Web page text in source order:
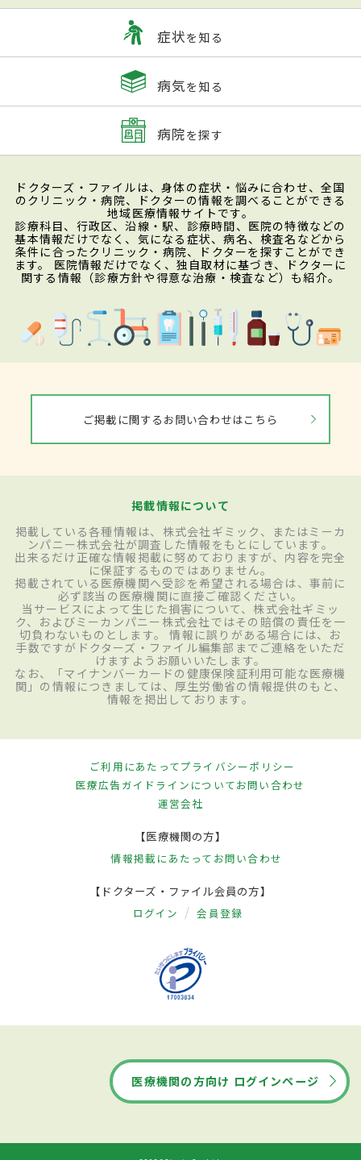
症状を知る
病気を知る
病院を探す
ドクターズ・ファイルは、身体の症状・悩みに合わせ、全国
のクリニック・病院、ドクターの情報を調べることができる
地域医療情報サイトです。
診療科目、行政区、沿線・駅、診療時間、医院の特徴などの
基本情報だけでなく、気になる症状、病名、検査名などから
条件に合ったクリニック・病院、ドクターを探すことができ
ます。 医院情報だけでなく、独自取材に基づき、ドクターに
関する情報（診療方針や得意な治療・検査など）も紹介。
ご掲載に関するお問い合わせはこちら
掲載情報について
掲載している各種情報は、株式会社ギミック、またはミーカ
ンパニー株式会社が調査した情報をもとにしています。
出来るだけ正確な情報掲載に努めておりますが、内容を完全
に保証するものではありません。
掲載されている医療機関へ受診を希望される場合は、事前に
必ず該当の医療機関に直接ご確認ください。
当サービスによって生じた損害について、株式会社ギミッ
ク、およびミーカンパニー株式会社ではその賠償の責任を一
切負わないものとします。 情報に誤りがある場合には、お
手数ですがドクターズ・ファイル編集部までご連絡をいただ
けますようお願いいたします。
なお、「マイナンバーカードの健康保険証利用可能な医療機
関」の情報につきましては、厚生労働省の情報提供のもと、
情報を掲出しております。
ご利用にあたってプライバシーポリシー
医療広告ガイドラインについてお問い合わせ
運営会社
【医療機関の方】
情報掲載にあたって お問い合わせ
【ドクターズ・ファイル会員の方】
ログイン 会員登録
医療機関の方向け ログインページ